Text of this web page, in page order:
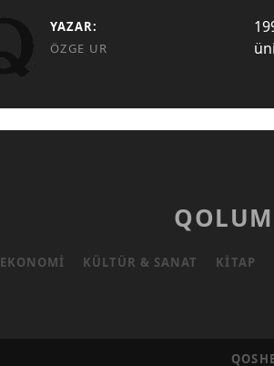
YAZAR:
ÖZGE UR
EKONOMI KÜLTÜR & SANAT KITAP